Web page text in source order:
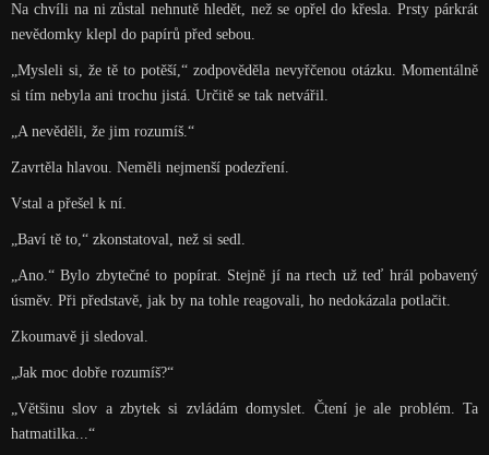
Na chvíli na ni zůstal nehnutě hledět, než se opřel do křesla. Prsty párkrát
nevědomky klepl do papírů před sebou.
„Mysleli si, že tě to potěší,“ zodpověděla nevyřčenou otázku. Momentálně
si tím nebyla ani trochu jistá. Určitě se tak netvářil.
„A nevěděli, že jim rozumíš.“
Zavrtěla hlavou. Neměli nejmenší podezření.
Vstal a přešel k ní.
„Baví tě to,“ zkonstatoval, než si sedl.
„Ano.“ Bylo zbytečné to popírat. Stejně jí na rtech už teď hrál pobavený
úsměv. Při představě, jak by na tohle reagovali, ho nedokázala potlačit.
Zkoumavě ji sledoval.
„Jak moc dobře rozumíš?“
„Většinu slov a zbytek si zvládám domyslet. Čtení je ale problém. Ta
hatmatilka...“